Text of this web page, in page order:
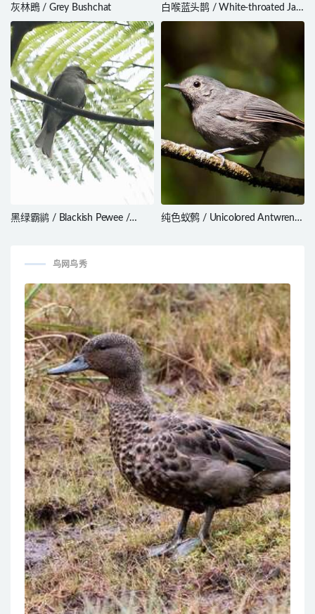
灰林鵖 / Grey Bushchat
白喉蓝头鹊 / White-throated Jay
/ Cyanolyca mirabilis
黑绿霸鹟 / Blackish Pewee /
纯色蚁鹩 / Unicolored Antwren /
鸟网鸟秀